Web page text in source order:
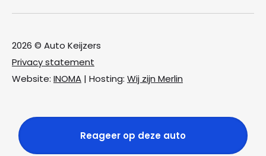
Reageer op deze auto
2026 © Auto Keijzers
Privacy statement
Website: INOMA | Hosting: Wij zijn Merlin